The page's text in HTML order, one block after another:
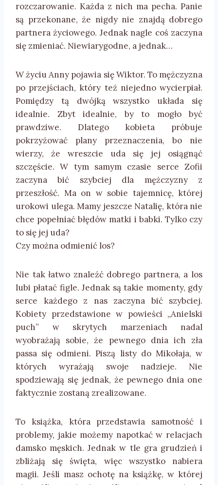
rozczarowanie. Każda z nich ma pecha. Panie
są przekonane, że nigdy nie znajdą dobrego
partnera życiowego. Jednak nagle coś zaczyna
się zmieniać. Niewiarygodne, a jednak…
W życiu Anny pojawia się Wiktor. To mężczyzna
po przejściach, który też niejedno wycierpiał.
Pomiędzy tą dwójką wszystko układa się
idealnie. Zbyt idealnie, by to mogło być
prawdziwe. Dlatego kobieta próbuje
pokrzyżować plany przeznaczenia, bo nie
wierzy, że wreszcie uda się jej osiągnąć
szczęście. W tym samym czasie serce Zofii
zaczyna bić szybciej dla mężczyzny z
przeszłość. Ma on w sobie tajemnicę, której
urokowi ulega. Mamy jeszcze Natalię, która nie
chce popełniać błędów matki i babki. Tylko czy
to się jej uda?
Czy można odmienić los?
Nie tak łatwo znaleźć dobrego partnera, a los
lubi płatać figle. Jednak są takie momenty, gdy
serce każdego z nas zaczyna bić szybciej.
Kobiety przedstawione w powieści „Anielski
puch” w skrytych marzeniach nadal
wyobrażają sobie, że pewnego dnia ich zła
passa się odmieni. Piszą listy do Mikołaja, w
których wyrażają swoje nadzieje. Nie
spodziewają się jednak, że pewnego dnia one
faktycznie zostaną zrealizowane.
To książka, która przedstawia samotność i
problemy, jakie możemy napotkać w relacjach
damsko męskich. Jednak w tle gra grudzień i
zbliżają się święta, więc wszystko nabiera
magii. Jeśli masz ochotę na książkę, w której